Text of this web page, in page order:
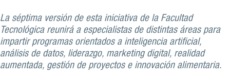
La séptima versión de esta iniciativa de la Facultad
Tecnológica reunirá a especialistas de distintas áreas para
impartir programas orientados a inteligencia artificial,
análisis de datos, liderazgo, marketing digital, realidad
aumentada, gestión de proyectos e innovación alimentaria.